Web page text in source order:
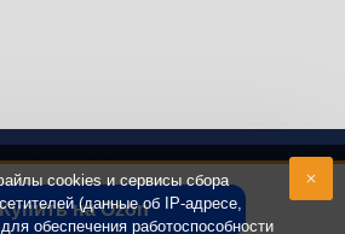
Купить на Ozon
Адрес:
cookies и сервисы сбора
(данные об IP-адресе,
обеспечения работоспособности